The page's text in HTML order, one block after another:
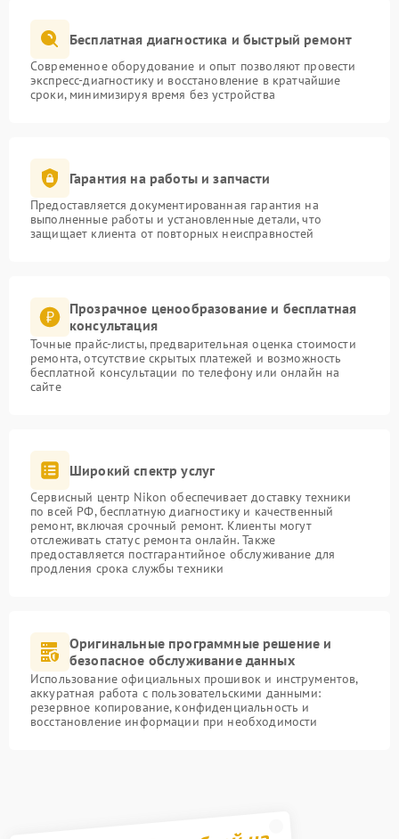
Бесплатная диагностика и быстрый ремонт
Современное оборудование и опыт позволяют провести
экспресс-диагностику и восстановление в кратчайшие
сроки, минимизируя время без устройства
Гарантия на работы и запчасти
Предоставляется документированная гарантия на
выполненные работы и установленные детали, что
защищает клиента от повторных неисправностей
Прозрачное ценообразование и бесплатная
консультация
Точные прайс-листы, предварительная оценка стоимости
ремонта, отсутствие скрытых платежей и возможность
бесплатной консультации по телефону или онлайн на
сайте
Широкий спектр услуг
Сервисный центр Nikon обеспечивает доставку техники
по всей РФ, бесплатную диагностику и качественный
ремонт, включая срочный ремонт. Клиенты могут
отслеживать статус ремонта онлайн. Также
предоставляется постгарантийное обслуживание для
продления срока службы техники
Оригинальные программные решение и
безопасное обслуживание данных
Использование официальных прошивок и инструментов,
аккуратная работа с пользовательскими данными:
резервное копирование, конфиденциальность и
восстановление информации при необходимости